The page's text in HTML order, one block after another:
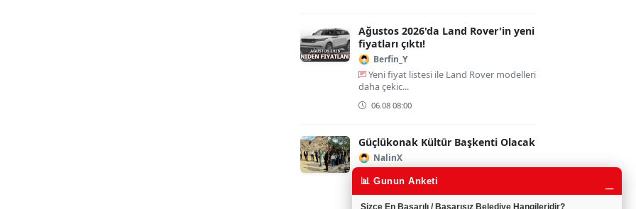
Ağustos 2026'da Land Rover'in yeni
fiyatları çıktı!
Berfin_Y
Yeni fiyat listesi ile Land Rover modelleri
daha çekic...
06.08 08:00
Güçlükonak Kültür Başkenti Olacak
NalinX
bölgeye b...
06.08 07:00
📊 Gunun Anketi
Sizce En Başarılı / Başarısız Belediye Hangileridir?